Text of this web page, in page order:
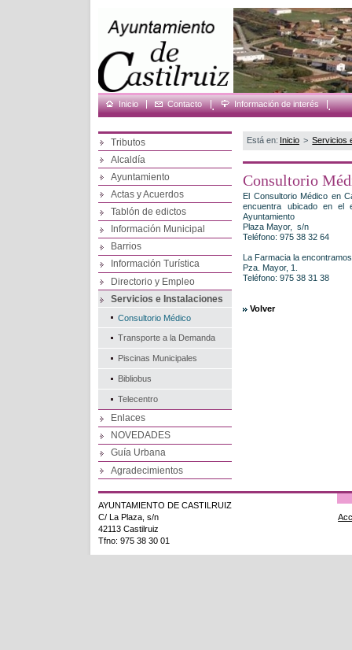
Inicio .
Contacto .
Información de interés
Tributos
Alcaldía
Ayuntamiento
Actas y Acuerdos
Tablón de edictos
Información Municipal
Barrios
Información Turística
Directorio y Empleo
Servicios e Instalaciones
Consultorio Médico
Transporte a la Demanda
Piscinas Municipales
Bibliobus
Telecentro
Enlaces
NOVEDADES
Guía Urbana
Agradecimientos
Está en: Inicio > Servicios
Consultorio
El Consultorio Médico en
encuentra ubicado en el
Ayuntamiento
Plaza Mayor, s/n
Teléfono: 975 38 32 64
La Farmacia la
Pza. Mayor, 1.
Teléfono: 975 38 31 38
Volver
AYUNTAMIENTO DE CASTILRUIZ
C/ La Plaza, s/n
42113 Castilruiz
Tfno: 975 38 30 01